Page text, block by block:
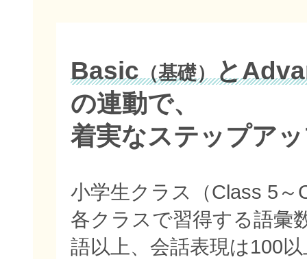
Basic（基礎）と
の連動で、
着実なステップア
小学生クラス（Class 5～
各クラスで習得する語彙
語以上、会話表現は100